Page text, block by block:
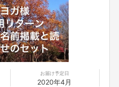
お届け予定日
2020年4月